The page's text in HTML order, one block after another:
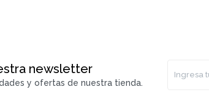
newsletter
y ofertas de nuestra tienda.